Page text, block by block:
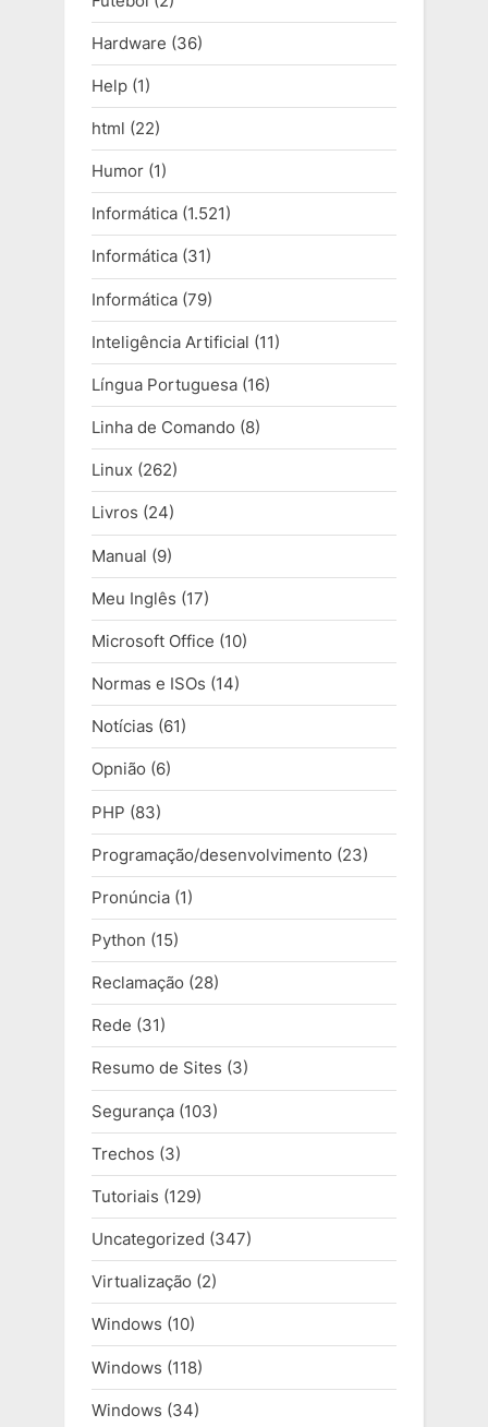
Hardware (36)
Help (1)
html (22)
Humor (1)
Informática (1.521)
Informática (31)
Informática (79)
Inteligência Artificial (11)
Língua Portuguesa (16)
Linha de Comando (8)
Linux (262)
Livros (24)
Manual (9)
Meu Inglês (17)
Microsoft Office (10)
Normas e ISOs (14)
Notícias (61)
Opnião (6)
PHP (83)
Programação/desenvolvimento (23)
Pronúncia (1)
Python (15)
Reclamação (28)
Rede (31)
Resumo de Sites (3)
Segurança (103)
Trechos (3)
Tutoriais (129)
Uncategorized (347)
Virtualização (2)
Windows (10)
Windows (118)
Windows (34)